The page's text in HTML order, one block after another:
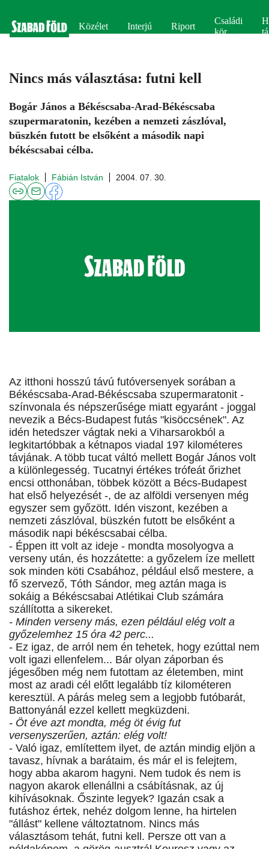
Közélet Interjú Riport
Családi
kör
Nincs más választása: futni kell
Bogár János a Békéscsaba-Arad-Békéscsaba
szupermaratonin, kezében a nemzeti zászlóval,
büszkén futott be elsőként a második napi
békéscsabai célba.
Fiatalok Fábián István 2004. 07. 30.
Az itthoni hosszú távú futóversenyek sorában a
Békéscsaba-Arad-Békéscsaba szupermaratonit -
színvonala és népszerűsége miatt egyaránt - joggal
nevezik a Bécs-Budapest futás "kisöccsének". Az
idén hetedszer vágtak neki a Viharsarokból a
legkitartóbbak a kétnapos viadal 197 kilométeres
távjának. A több tucat váltó mellett Bogár János volt
a különlegesség. Tucatnyi értékes trófeát őrizhet
encsi otthonában, többek között a Bécs-Budapest
hat első helyezését -, de az alföldi versenyen még
egyszer sem győzött. Idén viszont, kezében a
nemzeti zászlóval, büszkén futott be elsőként a
második napi békéscsabai célba.
- Éppen itt volt az ideje - mondta mosolyogva a
verseny után, és hozzátette: a győzelem íze mellett
sok minden köti Csabához, például első mestere, a
fő szervező, Tóth Sándor, meg aztán maga is
sokáig a Békéscsabai Atlétikai Club számára
szállította a sikereket.
- Minden verseny más, ezen például elég volt a
győzelemhez 15 óra 42 perc...
- Ez igaz, de arról nem én tehetek, hogy ezúttal nem
volt igazi ellenfelem... Bár olyan záporban és
jégesőben még nem futottam az életemben, mint
most az aradi cél előtt legalább tíz kilométeren
keresztül. A párás meleg sem a legjobb futóbarát,
Battonyánál ezzel kellett megküzdeni.
- Öt éve azt mondta, még öt évig fut
versenyszerűen, aztán: elég volt!
- Való igaz, említettem ilyet, de aztán mindig eljön a
tavasz, hívnak a barátaim, és már el is felejtem,
hogy abba akarom hagyni. Nem tudok és nem is
nagyon akarok ellenállni a csábításnak, az új
kihívásoknak. Őszinte legyek? Igazán csak a
futáshoz értek, nehéz dolgom lenne, ha hirtelen
"állást" kellene változtatnom. Nincs más
választásom tehát, futni kell. Persze ott van a